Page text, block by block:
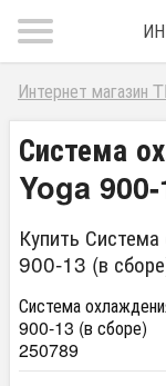
Интернет магазин
Система
Yoga 900-
Купить
900-13 (в
Система
900-13 (в сборе)
250789